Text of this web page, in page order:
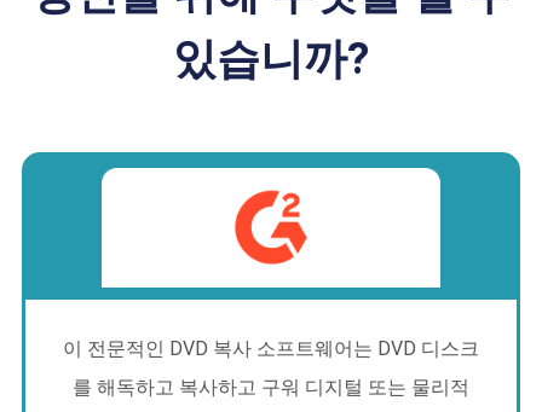
있습니까?
이 전문적인 DVD 복사 소프트웨어는 DVD 디스크
를 해독하고 복사하고 구워 디지털 또는 물리적